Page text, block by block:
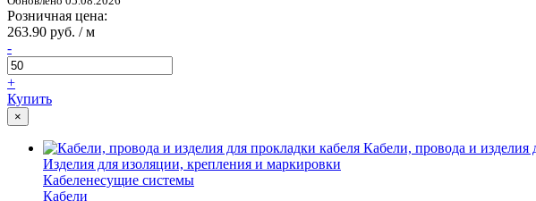
Розничная цена:
263.90 руб. / м
-
+
Купить
×
Кабели, провода и изделия
Изделия для изоляции, крепления и маркировки
Кабеленесущие системы
Кабели